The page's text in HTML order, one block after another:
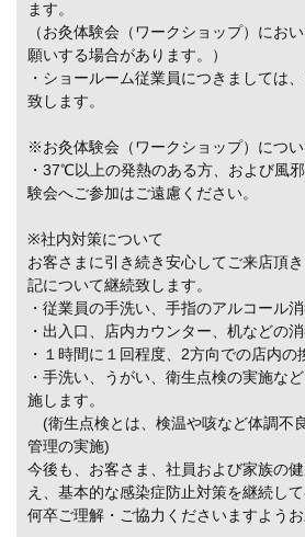
ます。
（お灸体験会（ワークショップ）にお
願いする場合があります。）
・ショールーム従業員につきましては
致します。
※お灸体験会（ワークショップ）につ
・37℃以上の発熱のある方、および風
験会へご参加はご遠慮ください。
※社内対策について
お客さまに引き続き安心してご来店頂
記について継続致します。
・従業員の手洗い、手指のアルコール消
・出入口、店内カウンター、机などの消
・１時間に１回程度、2方向での店内の
・手洗い、うがい、衛生点検の実施な
施します。
(衛生点検とは、検温や咳など体調不
管理の実施)
今後も、お客さま、社員および家族の
え、基本的な感染症防止対策を継続して
何卒ご理解・ご協力くださいますようお